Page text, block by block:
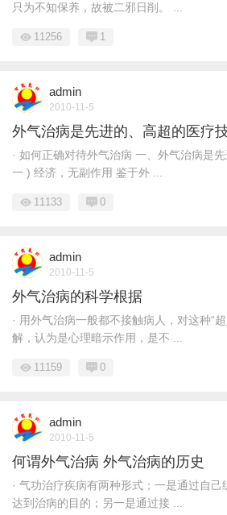
只为不知保养，故被二邪日削。 ...
11256 1
admin
2010-11-5
外气治病是先进的、高超的医疗
· 如何正确对待外气治病 一、外气治病是
一 ) 经济，无副作用 鉴于外 ...
11133 0
admin
2010-11-5
外气治病的科学根据
· 用外气治病一般都不接触病人，对这种“
解，认为是心理暗示作用，是不 ...
11159 0
admin
2010-11-5
何谓外气治病 外气治病的历史
· 气功治疗疾病有两种形式；一是通过自己
达到治病的目的；另一是通过接 ...